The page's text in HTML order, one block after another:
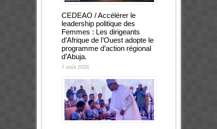
CEDEAO / Accélérer le
leadership politique des
Femmes : Les dirigeants
d’Afrique de l’Ouest adopte le
programme d’action régional
d’Abuja.
7 août 2026